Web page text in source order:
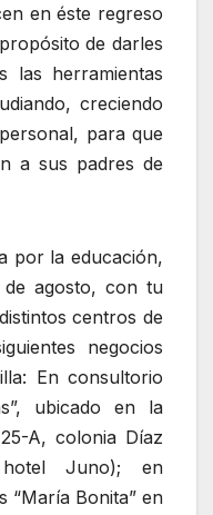
en éste regreso
de darles
las herramientas
creciendo
para que
a sus padres de
por la educación,
agosto, con tu
centros de
negocios
En consultorio
ubicado en la
A, colonia Díaz
Juno); en
“María Bonita” en